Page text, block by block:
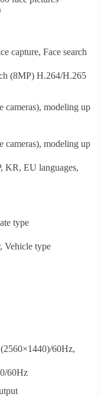
capture, Face search
(8MP) H.264/H.265
cameras), modeling up
cameras), modeling up
KR, EU languages,
type
Vehicle type
60Hz,
60Hz